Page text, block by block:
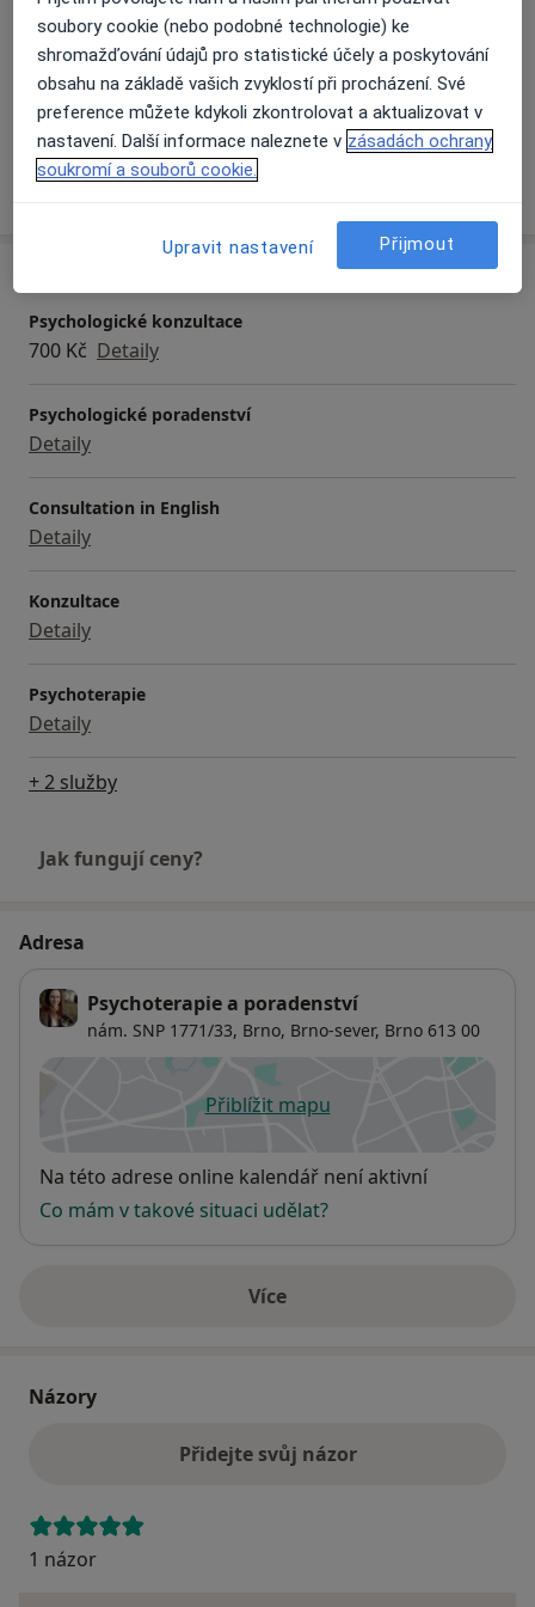
Hlavní léčená onemocnění
Zhoršená koncentrace
Emoční poruchy
Sociální fobie
Deprese Nízké sebevědomí +8
Více
Psychologické konzultace
700 Kč Detaily
Psychologické poradenství
Detaily
Consultation in English
Detaily
Konzultace
Detaily
Psychoterapie
Detaily
+ 2 služby
Jak fungují ceny?
Adresa
Psychoterapie a poradenství
nám. SNP 1771/33, Brno, Brno-sever, Brno 613 00
Přiblížit mapuse otevře v nové záložce
Dostupnost
Na této adrese online kalendář není aktivní
Co mám v takové situaci udělat?
Víceo adrese
Názory
Přidejte svůj názor
1 názor
soubory cookie (nebo podobné technologie) ke
shromažďování údajů pro statistické účely a poskytování
obsahu na základě vašich zvyklostí při procházení. Své
preference můžete kdykoli zkontrolovat a aktualizovat v
nastavení. Další informace naleznete v zásadách ochrany
soukromí a souborů cookie.
Upravit nastavení Přijmout